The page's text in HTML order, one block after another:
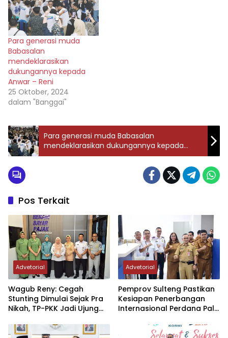
Para generasi muda
Babasalan
mendeklarasikan
dukungannya kepada
Anwar – Reni
25 Oktober, 2024
dalam "Banggai"
Para generasi muda Babasalan
mendeklarasikan dukungannya kepada
Anwar – Reni
Pos Terkait
Advetorial
Wagub Reny: Cegah
Stunting Dimulai Sejak Pra
Nikah, TP-PKK Jadi Ujung
Advetorial
Pemprov Sulteng Pastikan
Kesiapan Penerbangan
Internasional Perdana Palu